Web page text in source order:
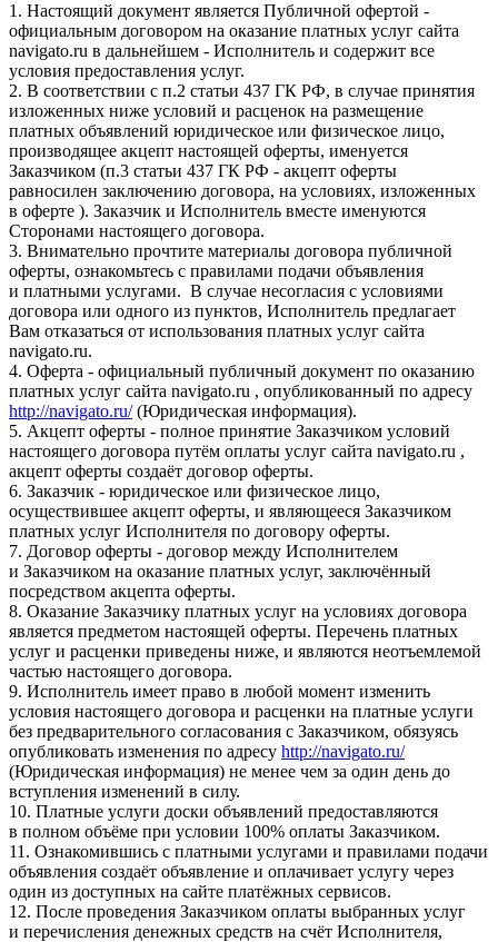
1. Настоящий документ является Публичной офертой -
официальным договором на оказание платных услуг сайта
navigato.ru в дальнейшем - Исполнитель и содержит все
условия предоставления услуг.
2. В соответствии с п.2 статьи 437 ГК РФ, в случае принятия
изложенных ниже условий и расценок на размещение
платных объявлений юридическое или физическое лицо,
производящее акцепт настоящей оферты, именуется
Заказчиком (п.3 статьи 437 ГК РФ - акцепт оферты
равносилен заключению договора, на условиях, изложенных
в оферте ). Заказчик и Исполнитель вместе именуются
Сторонами настоящего договора.
3. Внимательно прочтите материалы договора публичной
оферты, ознакомьтесь с правилами подачи объявления
и платными услугами. В случае несогласия с условиями
договора или одного из пунктов, Исполнитель предлагает
Вам отказаться от использования платных услуг сайта
navigato.ru.
4. Оферта - официальный публичный документ по оказанию
платных услуг сайта navigato.ru , опубликованный по адресу
http://navigato.ru/(Юридическая информация).
5. Акцепт оферты - полное принятие Заказчиком условий
настоящего договора путём оплаты услуг сайта navigato.ru ,
акцепт оферты создаёт договор оферты.
6. Заказчик - юридическое или физическое лицо,
осуществившее акцепт оферты, и являющееся Заказчиком
платных услуг Исполнителя по договору оферты.
7. Договор оферты - договор между Исполнителем
и Заказчиком на оказание платных услуг, заключённый
посредством акцепта оферты.
8. Оказание Заказчику платных услуг на условиях договора
является предметом настоящей оферты. Перечень платных
услуг и расценки приведены ниже, и являются неотъемлемой
частью настоящего договора.
9. Исполнитель имеет право в любой момент изменить
условия настоящего договора и расценки на платные услуги
без предварительного согласования с Заказчиком, обязуясь
опубликовать изменения по адресу http://navigato.ru/
(Юридическая информация) не менее чем за один день до
вступления изменений в силу.
10. Платные услуги доски объявлений предоставляются
в полном объёме при условии 100% оплаты Заказчиком.
11. Ознакомившись с платными услугами и правилами подачи
объявления создаёт объявление и оплачивает услугу через
один из доступных на сайте платёжных сервисов.
12. После проведения Заказчиком оплаты выбранных услуг
и перечисления денежных средств на счёт Исполнителя,